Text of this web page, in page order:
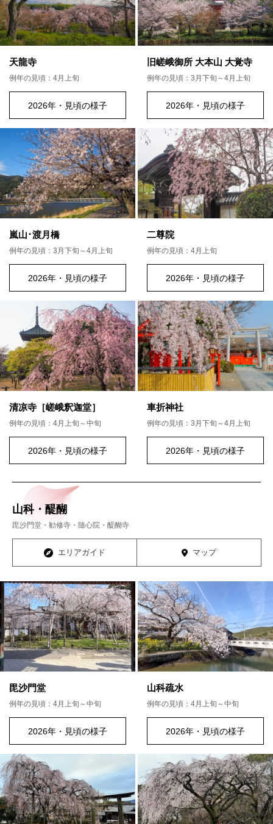
天龍寺
例年の見頃：4月上旬
2026年・見頃の様子
旧嵯峨御所 大本山 大覚寺
例年の見頃：3月下旬～4月上旬
2026年・見頃の様子
嵐山･渡月橋
例年の見頃：3月下旬～4月上旬
2026年・見頃の様子
二尊院
例年の見頃：4月上旬
2026年・見頃の様子
清凉寺［嵯峨釈迦堂］
例年の見頃：4月上旬～中旬
2026年・見頃の様子
車折神社
例年の見頃：3月下旬～4月上旬
2026年・見頃の様子
山科・醍醐
毘沙門堂・勧修寺・隨心院・醍醐寺
エリアガイド マップ
毘沙門堂
例年の見頃：4月上旬～中旬
2026年・見頃の様子
山科疏水
例年の見頃：4月上旬～中旬
2026年・見頃の様子